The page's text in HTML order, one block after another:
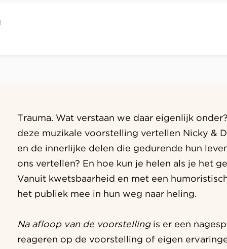
Trauma. Wat verstaan we daar eigenlijk
deze muzikale voorstelling vertellen Nicky &
en de innerlijke delen die gedurende hun
ons vertellen? En hoe kun je helen als je het
Vanuit kwetsbaarheid en met een
het publiek mee in hun weg naar heling.
Na afloop van de voorstellingis er een
reageren op de voorstelling of eigen